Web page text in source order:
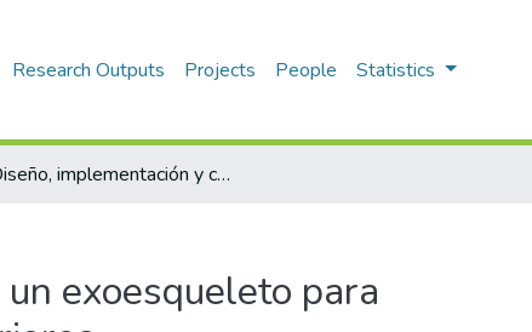
Research Outputs Projects People Statistics
Diseño, implementación y control de un exoesqueleto para rehabilitación de extremidades superiores
exoesqueleto para